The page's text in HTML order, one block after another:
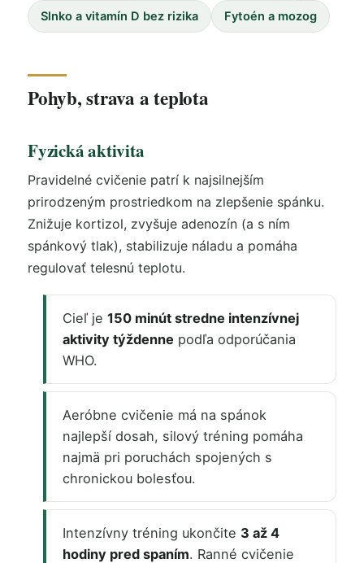
Slnko a vitamín D bez rizika Fytoén a mozog
Pohyb, strava a teplota
Fyzická aktivita
Pravidelné cvičenie patrí k najsilnejším
prirodzeným prostriedkom na zlepšenie spánku.
Znižuje kortizol, zvyšuje adenozín (a s ním
spánkový tlak), stabilizuje náladu a pomáha
regulovať telesnú teplotu.
Cieľ je150 minút stredne intenzívnej
aktivity týždenne podľa odporúčania
WHO.
Aeróbne cvičenie má na spánok
najlepší dosah, silový tréning pomáha
najmä pri poruchách spojených s
chronickou bolesťou.
Intenzívny tréning ukončite 3 až 4
hodiny pred spaním. Ranné cvičenie